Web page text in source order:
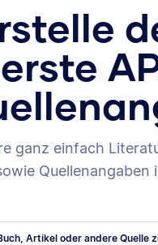
erste
ganz einfach
Quellenangaben
Artikel oder andere Quelle